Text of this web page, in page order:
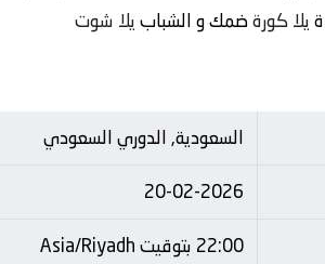
يلا كورةضمك و الشبابيلا شوت
السعودية, الدوري السعودي
20-02-2026
22:00 بتوقيت Asia/Riyadh